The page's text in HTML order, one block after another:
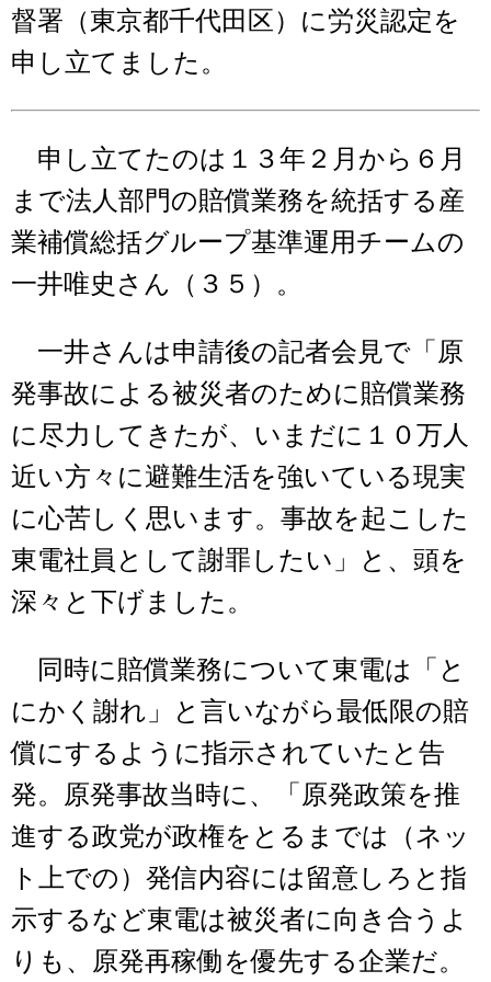
督署（東京都千代田区）に労災認定を
申し立てました。
申し立てたのは１３年２月から６月
まで法人部門の賠償業務を統括する産
業補償総括グループ基準運用チームの
一井唯史さん（３５）。
一井さんは申請後の記者会見で「原
発事故による被災者のために賠償業務
に尽力してきたが、いまだに１０万人
近い方々に避難生活を強いている現実
に心苦しく思います。事故を起こした
東電社員として謝罪したい」と、頭を
深々と下げました。
同時に賠償業務について東電は「と
にかく謝れ」と言いながら最低限の賠
償にするように指示されていたと告
発。原発事故当時に、「原発政策を推
進する政党が政権をとるまでは（ネッ
ト上での）発信内容には留意しろと指
示するなど東電は被災者に向き合うよ
りも、原発再稼働を優先する企業だ。